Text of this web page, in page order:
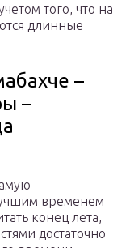
того, что на
длинные
–
–
временем
конец лета,
достаточно